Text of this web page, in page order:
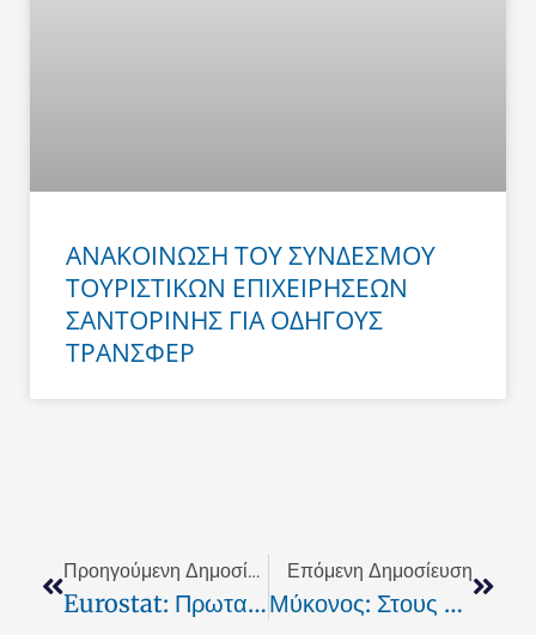
ΑΝΑΚΟΙΝΩΣΗ ΤΟΥ ΣΥΝΔΕΣΜΟΥ
ΤΟΥΡΙΣΤΙΚΩΝ ΕΠΙΧΕΙΡΗΣΕΩΝ
ΣΑΝΤΟΡΙΝΗΣ ΓΙΑ ΟΔΗΓΟΥΣ
ΤΡΑΝΣΦΕΡ
Προηγούμενη Δημοσίευση
Eurostat: Πρωταθλητής Το Νότιο Αιγαίο Στη Μείωση Της Ανεργίας
Επόμενη Δημοσίευση
Μύκονος: Στους Εννέα Οι Νεκροί Από Το Ναυάγιο Σκάφους Με Μετανάστες